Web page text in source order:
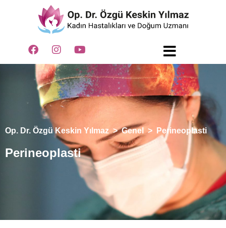
Op. Dr. Özgü Keskin Yılmaz >Genel > Perineoplasti
Perineoplasti